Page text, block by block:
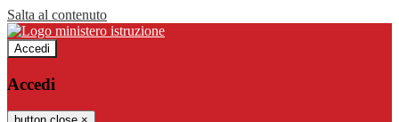
Salta al contenuto
Accedi
Accedi